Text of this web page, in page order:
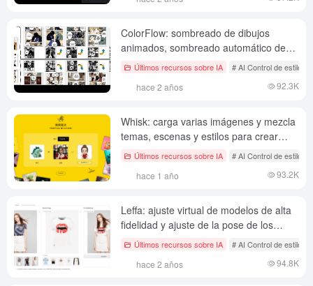
ColorFlow: sombreado de dibujos
animados, sombreado automático de
imágenes en blanco y negro para
color de las imágenes.
Últimos recursos sobre IA # AI Control de estilo
hace 2 años 92.3K
Whisk: carga varias imágenes y mezcla
temas, escenas y estilos para crear
obras de arte únicas.
Últimos recursos sobre IA # AI Control de estilo
hace 1 año 93.2K
Leffa: ajuste virtual de modelos de alta
fidelidad y ajuste de la pose de los
personajes, Meta modelo de
controlable de código abierto
Últimos recursos sobre IA # AI Control de estilo
hace 2 años 94.8K